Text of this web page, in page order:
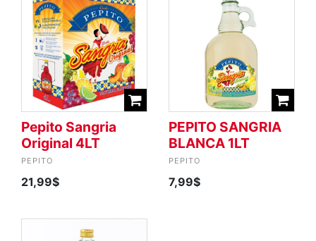
Pepito Sangria
Original 4LT
PEPITO
21,99$
PEPITO SANGRIA
BLANCA 1LT
PEPITO
7,99$